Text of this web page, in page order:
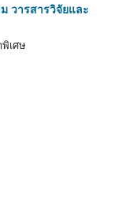
วารสารวิจัยและ
เศษ